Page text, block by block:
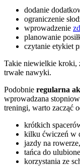
dodanie
ograniczenie
wprowadzenie
planowanie
czytanie etykiet
Takie niewielkie kroki,
trwałe nawyki.
Podobnie regularna
wprowadzana
treningi, warto zacząć
krótkich
kilku ćwiczeń w
jazdy na rowerze,
tańca do
korzystania ze